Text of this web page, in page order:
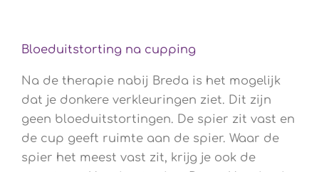
Bloeduitstorting na cupping
Na de therapie nabij Breda is het mogelijk
dat je donkere verkleuringen ziet. Dit zijn
geen bloeduitstortingen. De spier zit vast en
de cup geeft ruimte aan de spier. Waar de
spier het meest vast zit, krijg je ook de